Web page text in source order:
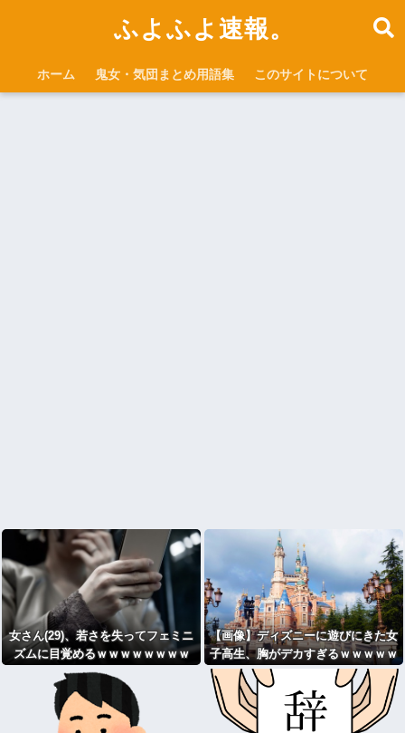
ふよふよ速報。
ホーム 鬼女・気団まとめ用語集 このサイトについて
女さん(29)、若さを失ってフェミニ
ズムに目覚めるｗｗｗｗｗｗｗｗ
【画像】ディズニーに遊びにきた女
子高生、胸がデカすぎるｗｗｗｗｗ
ｗｗｗｗｗｗｗｗ